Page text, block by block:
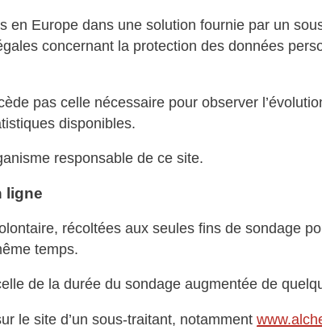
en Europe dans une solution fournie par un
concernant la protection des données
pas celle nécessaire pour observer
disponibles.
responsable de ce site.
ligne
récoltées aux seules fins de sondage
temps.
de la durée du sondage augmentée de
le site d’un sous-traitant, notamment